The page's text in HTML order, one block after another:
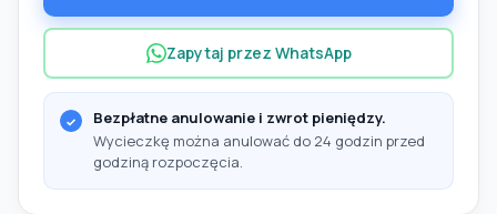
Zapytaj przez WhatsApp
Bezpłatne anulowanie i zwrot pieniędzy.
Wycieczkę można anulować do 24 godzin przed
godziną rozpoczęcia.